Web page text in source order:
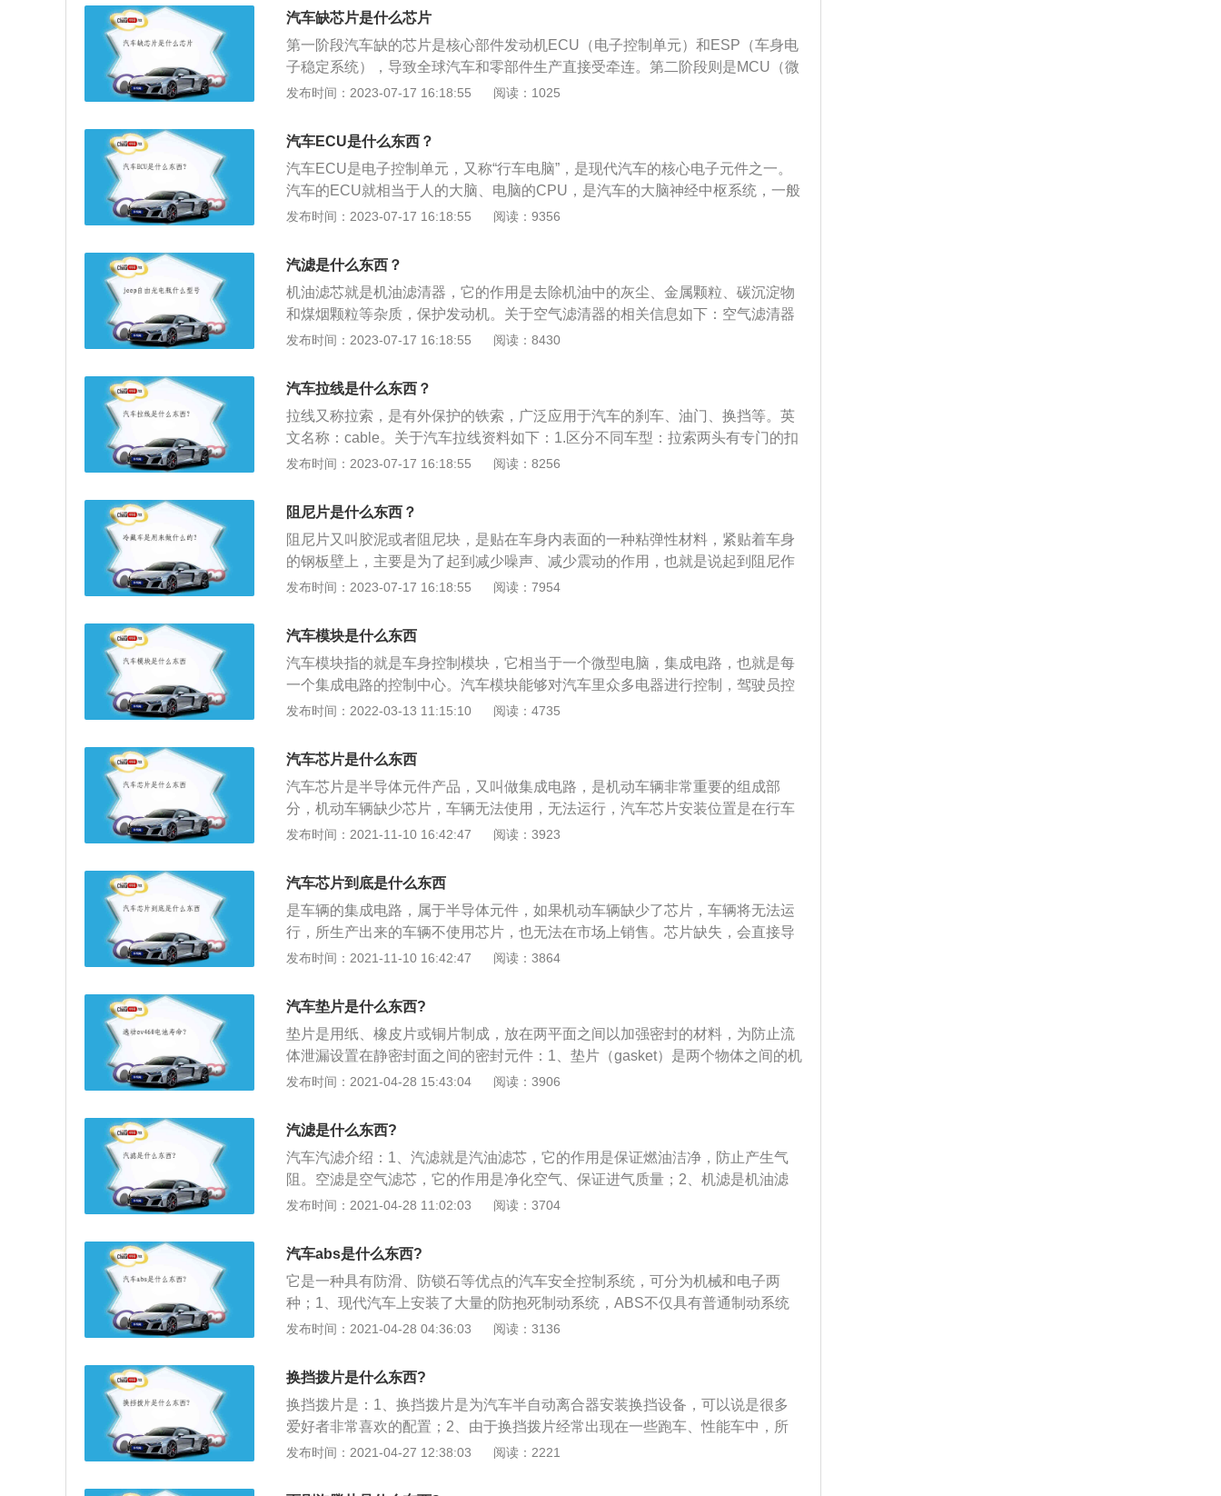
的粘膜上，在这种情况下，可能发生细胞变异，那么这种变异到最后产生一些阴
影，或者肿瘤的变化，是一个漫长的时间。多环芳烃(PAHs)是一类由两个或两个
以上芳香环构成的化合物，在自然环境中分布及其广泛。由于多数PAHs具有致
癌性、致畸性，受到广泛的关注。是一种常见的高活性间接致癌物。3，4-苯并芘
8微米以下的可吸入尘粒中，吸入肺部的比率较高，经呼吸道吸入肺部，进入肺
泡甚至血液，导致肺癌和心血管疾病。在中国，由于没有关于汽车零部件和辅助
材料的相关国家标准，同时，使用沥青可以降低企业的生产成本，因此，奔驰、
宝马、奥迪等进口品牌车国产后，出现了用沥青制作的阻尼片的现象。沥青是指
煤焦油或石油提炼后产生的残渣，因含有多环芳烃及硫、酚等多种对有害物质，
一类致癌物质。沥青制作的阻尼片持续散发臭味，导致车内空气污染，危害人体
健康。
力，产生摩擦作用从而达到车辆减速的目的。刹车片一般由钢板、粘接隔热层和
摩擦块构成，钢板要经过涂装来防锈，涂装过程用SMT4炉温跟踪仪来检测涂装
过程的温度分布来保证质量。
汽车缺芯片是什么芯片
第一阶段汽车缺的芯片是核心部件发动机ECU（电子控制单元）和ESP（车身电
子稳定系统），导致全球汽车和零部件生产直接受牵连。第二阶段则是MCU（微
控制单元）芯片的紧缺，MCU，又称微控制器，简单来讲，可以理解为各类分散
军用：小孩子玩的玩具火车，电力公司抄的电表，电子控制的汽车座位和导弹火
箭，都装着不同规格的MCU。MCU芯片是指微控制单元(MicrocontrollerUnit；M
CU)，又称单片微型计算机或者单片机，是把中央处理器的频率与规格做适当缩
减。并将内存、计数器、USB、A/D转换、UART、PLC、DMA等周边接口，甚
至LCD驱动电路都整合在单一芯片上，形成芯片级的计算机，为不同的应用场合
是座位、雨刷、空调、影音、动力，都离不开车用MCU的指挥，总的来说，一辆
车少说几十个MCU,多则上百个。
发布时间：2023-07-17 16:18:55 阅读：1025
汽车ECU是什么东西？
汽车ECU是电子控制单元，又称“行车电脑”，是现代汽车的核心电子元件之一。
汽车的ECU就相当于人的大脑、电脑的CPU，是汽车的大脑神经中枢系统，一般
装于驾驶座仪表板下方或雨刷连动杆附近。ECU的作用是：随时监控着输入的各
并按照预先设计的程序计算各种传感器送来的信息经过处理以后，把各个参数发
送给各相关的执行机构，执行各种预定的控制功能。
发布时间：2023-07-17 16:18:55 阅读：9356
汽滤是什么东西？
机油滤芯就是机油滤清器，它的作用是去除机油中的灰尘、金属颗粒、碳沉淀物
和煤烟颗粒等杂质，保护发动机。关于空气滤清器的相关信息如下：空气滤清器
的分类：按照滤清原理，空气滤清器可分为过滤式、离心式、油浴式、复合式几
了一定的杂质，会导致压力的增加，流量的减小，这时候就需要及时清洗；。
发布时间：2023-07-17 16:18:55 阅读：8430
汽车拉线是什么东西？
拉线又称拉索，是有外保护的铁索，广泛应用于汽车的刹车、油门、换挡等。英
文名称：cable。关于汽车拉线资料如下：1.区分不同车型：拉索两头有专门的扣
具对应不同车型，同类别的拉索，主要用长度和球头扣具来区分车型。2.主要分
软轴，选换档拉索等。3.刹车拉索定义：用于拉动改变变速器档位，离合器，刹
车的钢丝绳索。代理拉杆操纵改变机床、汽车、拖拉机等机器运转速度或牵引
力，或者门锁的装置，由许多直径大小不同的组成。通常装在发动机化油器，燃
油泵，节气门，变速器，离合器，轮毂上。
发布时间：2023-07-17 16:18:55 阅读：8256
阻尼片是什么东西？
阻尼片又叫胶泥或者阻尼块，是贴在车身内表面的一种粘弹性材料，紧贴着车身
的钢板壁上，主要是为了起到减少噪声、减少震动的作用，也就是说起到阻尼作
用。所有小轿车里都安装有阻尼片，如奔驰、宝马等品牌汽车。此外，航天飞行
1、汽车保养的介绍：汽车保养是指定期对汽车相关部分进行检查、清洁、补
给、润滑、调整或更换某些零件的预防性工作，又称汽车维护。2、汽车保养的
范围：现代的汽车保养主要包含了对发动机系统（引擎）、变速箱系统、空调系
统、冷却系统、燃油系统、动力转向系统等的保养范围。3、汽车保养的目的：
汽车保养的目的是保持车容整洁，技术状况正常，消除隐患，预防故障发生，减
发布时间：2023-07-17 16:18:55 阅读：7954
汽车模块是什么东西
汽车模块指的就是车身控制模块，它相当于一个微型电脑，集成电路，也就是每
一个集成电路的控制中心。汽车模块能够对汽车里众多电器进行控制，驾驶员控
制开关的信号经过模块处理，由模块指令汽车动作。模块一般都安装在汽车显示
主要有：电动门窗控制、雨刷控制、门锁控制、遥控防盗、灯光控制、故障模式
自诊断控制、电源分配等。随着科技发展，现在很多车主为了舒适感升级也会去
增加一些原车不带的功能。
发布时间：2022-03-13 11:15:10 阅读：4735
汽车芯片是什么东西
汽车芯片是半导体元件产品，又叫做集成电路，是机动车辆非常重要的组成部
分，机动车辆缺少芯片，车辆无法使用，无法运行，汽车芯片安装位置是在行车
电脑里面，控制的机动车辆所有电器元件以相关传感器。汽车芯片的研发现在是
性还是使用性能上都有了很大的进步，如果汽车的芯片出现了问题需要到售后去
进行维修，没有办法自己解决，必须使用专业的电脑检测，然后由专业的人员进
行维修安装，不然很容易出现更多的问题。
发布时间：2021-11-10 16:42:47 阅读：3923
汽车芯片到底是什么东西
是车辆的集成电路，属于半导体元件，如果机动车辆缺少了芯片，车辆将无法运
行，所生产出来的车辆不使用芯片，也无法在市场上销售。芯片缺失，会直接导
致车辆减产，车辆销售会受到影响。机动车辆里面的芯片，是行车电脑非常重要
脑关系到机动车辆能否正常的运行，机动车辆相关部位传感器收集的数据会传回
到行车电脑，由行车电脑控制车辆的相关辅助系统工作，让机动车辆正常运行，
不出现问题。
发布时间：2021-11-10 16:42:47 阅读：3864
汽车垫片是什么东西?
垫片是用纸、橡皮片或铜片制成，放在两平面之间以加强密封的材料，为防止流
体泄漏设置在静密封面之间的密封元件：1、垫片（gasket）是两个物体之间的机
械密封，通常用以防止两个物体之间受到压力、腐蚀、和管路自然地热胀冷缩泄
由片状材料制成，如垫纸，橡胶，硅橡胶，金属，软木，毛毡，氯丁橡胶，丁腈
橡胶，玻璃纤维或塑料聚合物（如聚四氟乙烯）。特定应用的垫片可能含有石
棉；3、垫圈（washer）是薄板（通常圆型）的一个漏洞（通常在中间）通常是
用于分配的负荷线程紧固件。其他用途是作为间隔，弹簧（贝尔维尔垫片，波垫
片），耐磨垫，预显示装置，锁装置；4、橡胶垫圈也用在水龙头（阀门）以切
径是内径的两倍左右。
发布时间：2021-04-28 15:43:04 阅读：3906
汽滤是什么东西?
汽车汽滤介绍：1、汽滤就是汽油滤芯，它的作用是保证燃油洁净，防止产生气
阻。空滤是空气滤芯，它的作用是净化空气、保证进气质量；2、机滤是机油滤
芯，它的作用是过滤油底壳机油中的有害杂质，保证供给曲轴、连杆、凸轮轴、
气，保证车内空气新鲜没有异味；3、主要是通过滤纸来就行过滤的没啥工作原
理你见过咱们工地上用的那个筛沙子的篓子吧他就是吧杂志过滤给发动机提供干
净的工作环境的。
发布时间：2021-04-28 11:02:03 阅读：3704
汽车abs是什么东西?
它是一种具有防滑、防锁石等优点的汽车安全控制系统，可分为机械和电子两
种；1、现代汽车上安装了大量的防抱死制动系统，ABS不仅具有普通制动系统
的制动功能，而且还具有防止车轮抱死的功能，使汽车在制动状态下能够正常行
的汽车，制动装置的最佳制动效果；3、转弯车制动性能是汽车的主要性能之
一，它关系到行车安全。评价汽车制动性能最基本的指标是制动加速度、制动距
离、制动时间和制动方向的稳定性。
发布时间：2021-04-28 04:36:03 阅读：3136
换挡拨片是什么东西?
换挡拨片是：1、换挡拨片是为汽车半自动离合器安装换挡设备，可以说是很多
爱好者非常喜欢的配置；2、由于换挡拨片经常出现在一些跑车、性能车中，所
以它已成为很多车迷心中的“高动力”象征；3、然而，随着自动变速箱技术的普
发布时间：2021-04-27 12:38:03 阅读：2221